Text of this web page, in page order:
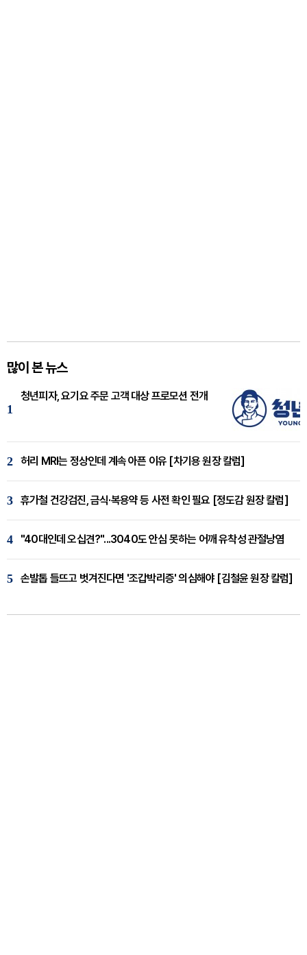
많이 본 뉴스
1
청년피자, 요기요 주문 고객 대상 프로모션 전개
2 허리 MRI는 정상인데 계속 아픈 이유 [차기용 원장 칼럼]
3 휴가철 건강검진, 금식·복용약 등 사전 확인 필요 [정도감 원장 칼럼]
4 "40대인데 오십견?"...3040도 안심 못하는 어깨 유착성 관절낭염
5 손발톱 들뜨고 벗겨진다면 '조갑박리증' 의심해야 [김철윤 원장 칼럼]